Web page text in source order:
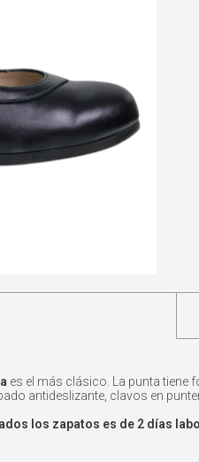
es el más clásico. La punta tiene
antideslizante, clavos en
los zapatos es de 2 días